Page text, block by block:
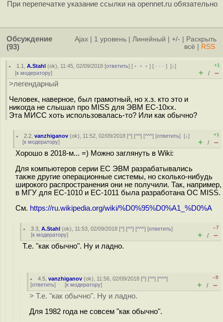
При перепечатке указание ссылки на opennet.ru обязательно
Обсуждение
(93)
Ajax 1 уровень Линейный +/-
Раскрыть
всё
RSS
1.1 ,A.Stahl (ok), 11:45, 02/09/2018 [ответить] [ ﹢﹢﹢] [ · · ·][↓]
[к модератору]
+1
+ / –
>легендарный
Человек, наверное, был грамотный, но х.з. кто это и
никогда не слышал про MISS для ЭВМ ЕС-10xx.
Эта МИСС хоть использовалась-то? Или как обычно?
2.2 ,vanzhiganov (ok), 11:52, 02/09/2018 [^] [^^] [^^^] [ответить][↓]
[к модератору]
+1
+ / –
Хорошо в 2018-м... =) Можно заглянуть в Wiki:
Для компьютеров серии ЕС ЭВМ разрабатывались
также другие операционные системы, но сколько-нибудь
широкого распространения они не получили. Так, например,
в МГУ для ЕС-1010 и ЕС-1011 была разработана ОС MISS.
См. https://ru.wikipedia.org/wiki/%D0%95%D0%A1_%D0%A
3.3 ,A.Stahl (ok), 11:53, 02/09/2018 [^] [^^] [^^^] [ответить]
[к модератору]
–7
+ / –
Т.е. "как обычно". Ну и ладно.
4.5 ,vanzhiganov (ok), 11:56, 02/09/2018 [^] [^^] [^^^]
[ответить] [к модератору]
–9
+ / –
> Т.е. "как обычно". Ну и ладно.
Для 1982 года не совсем "как обычно".